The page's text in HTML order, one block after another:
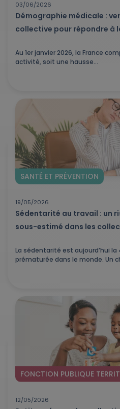
03/06/2026
Démographie médicale :
collective pour répondre à
Au 1er janvier 2026, la France
activité, soit une hausse...
SANTÉ ET PRÉVENTION
19/05/2026
Sédentarité au travail : un
sous-estimé dans les
La sédentarité est aujourd’hui
prématurée dans le monde. Un
FONCTION PUBLIQUE
12/05/2026